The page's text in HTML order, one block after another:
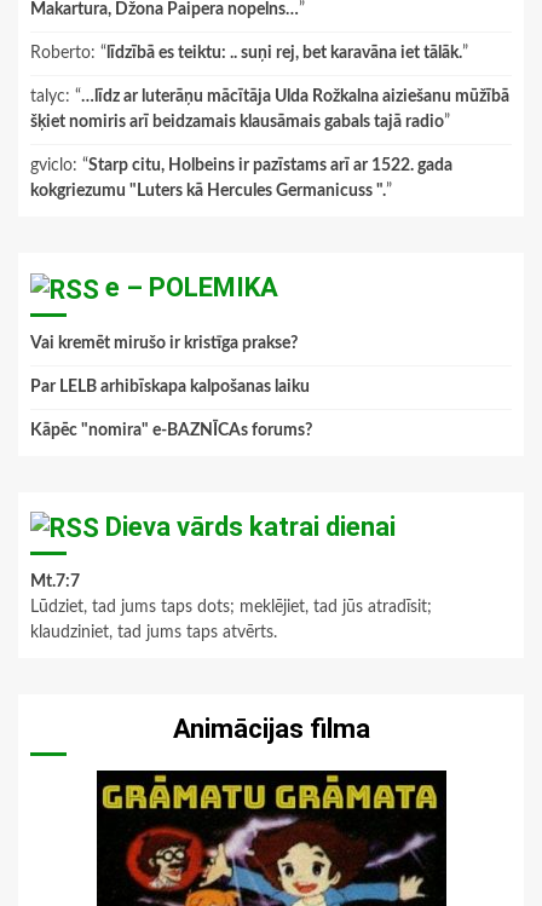
Makartura, Džona Paipera nopelns…”
Roberto: “ līdzībā es teiktu: .. suņi rej, bet karavāna iet tālāk.”
talyc: “…līdz ar luterāņu mācītāja Ulda Rožkalna aiziešanu mūžībā
šķiet nomiris arī beidzamais klausāmais gabals tajā radio”
gviclo: “Starp citu, Holbeins ir pazīstams arī ar 1522. gada
kokgriezumu "Luters kā Hercules Germanicuss ".”
e – POLEMIKA
Vai kremēt mirušo ir kristīga prakse?
Par LELB arhibīskapa kalpošanas laiku
Kāpēc "nomira" e-BAZNĪCAs forums?
Dieva vārds katrai dienai
Mt.7:7
Lūdziet, tad jums taps dots; meklējiet, tad jūs atradīsit;
klaudziniet, tad jums taps atvērts.
Animācijas filma